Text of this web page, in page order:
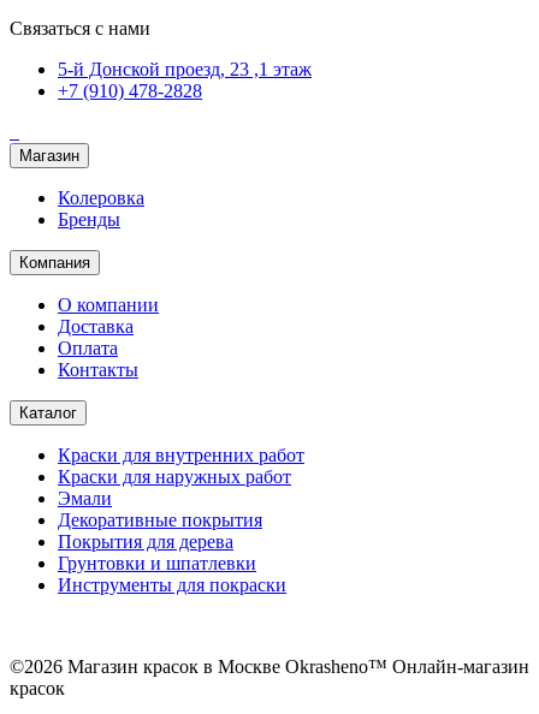
Связаться с нами
5-й Донской проезд, 23 ,1 этаж
+7 (910) 478-2828
Магазин
Колеровка
Бренды
Компания
О компании
Доставка
Оплата
Контакты
Каталог
Краски для внутренних работ
Краски для наружных работ
Эмали
Декоративные покрытия
Покрытия для дерева
Грунтовки и шпатлевки
Инструменты для покраски
©2026 Магазин красок в Москве Okrasheno™ Онлайн-магазин
красок